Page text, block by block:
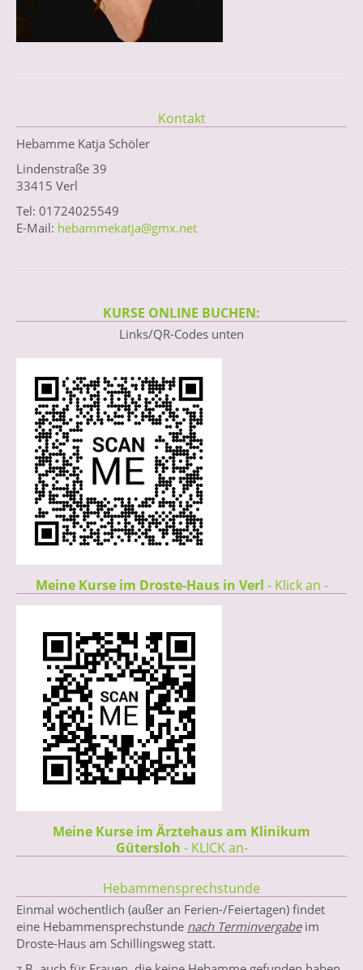
Kontakt
Hebamme Katja Schöler
Lindenstraße 39
33415 Verl
Tel: 01724025549
E-Mail: hebammekatja@gmx.net
KURSE ONLINE BUCHEN:
Links/QR-Codes unten
Meine Kurse im Droste-Haus in Verl - Klick an -
Meine Kurse im Ärztehaus am Klinikum
Gütersloh - KLICK an-
Hebammensprechstunde
Einmal wöchentlich (außer an Ferien-/Feiertagen) findet
eine Hebammensprechstunde nach Terminvergabeim
Droste-Haus am Schillingsweg statt.